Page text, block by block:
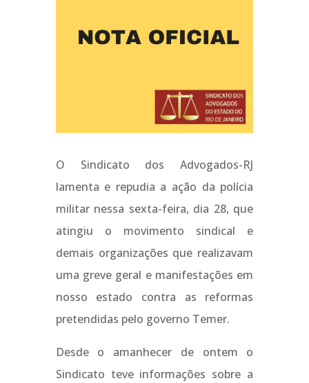
O Sindicato dos Advogados-RJ
lamenta e repudia a ação da polícia
militar nessa sexta-feira, dia 28, que
atingiu o movimento sindical e
demais organizações que realizavam
uma greve geral e manifestações em
nosso estado contra as reformas
pretendidas pelo governo Temer.
Desde o amanhecer de ontem o
Sindicato teve informações sobre a